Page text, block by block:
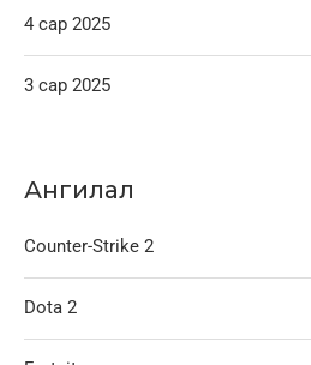
4 сар 2025
3 сар 2025
Ангилал
Counter-Strike 2
Dota 2